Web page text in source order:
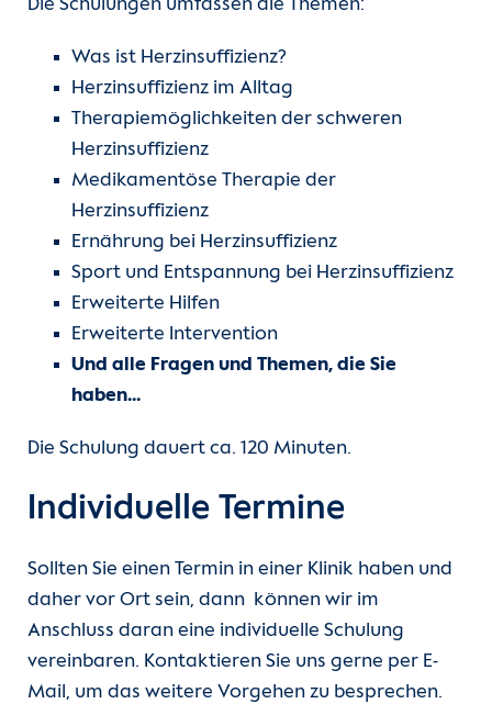
Die Schulungen umfassen die Themen:
Was ist Herzinsuffizienz?
Herzinsuffizienz im Alltag
Therapiemöglichkeiten der schweren
Herzinsuffizienz
Medikamentöse Therapie der
Herzinsuffizienz
Ernährung bei Herzinsuffizienz
Sport und Entspannung bei Herzinsuffizienz
Erweiterte Hilfen
Erweiterte Intervention
Und alle Fragen und Themen, die Sie
haben...
Die Schulung dauert ca. 120 Minuten.
Individuelle Termine
Sollten Sie einen Termin in einer Klinik haben und
daher vor Ort sein, dann können wir im
Anschluss daran eine individuelle Schulung
vereinbaren. Kontaktieren Sie uns gerne per E-
Mail, um das weitere Vorgehen zu besprechen.